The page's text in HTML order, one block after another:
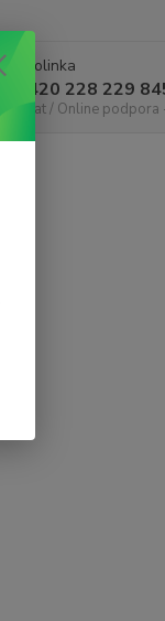
Infolinka
+420 228 229
Chat / Online